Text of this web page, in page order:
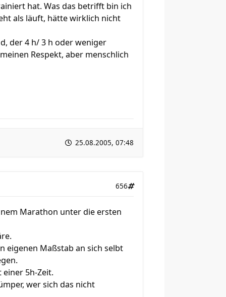
hat. Was das betrifft bin ich
als läuft, hätte wirklich nicht
der 4 h/ 3 h oder weniger
Respekt, aber menschlich
25.08.2005, 07:48
656
Marathon unter die ersten
eigenen Maßstab an sich selbt
5h-Zeit.
wer sich das nicht